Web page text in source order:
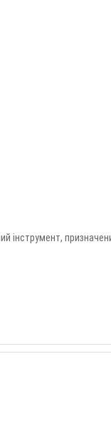
інструмент,